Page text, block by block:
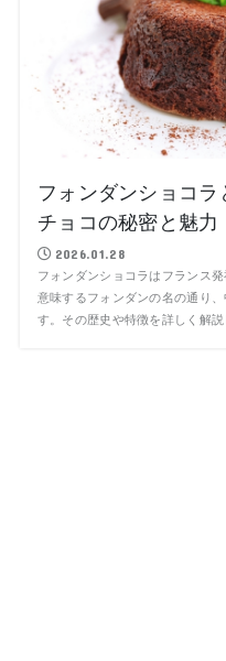
フォンダンショコ
チョコの秘密と魅力
2026.01.28
フォンダンショコラはフランス
意味するフォンダンの名の通り
す。その歴史や特徴を詳しく解説